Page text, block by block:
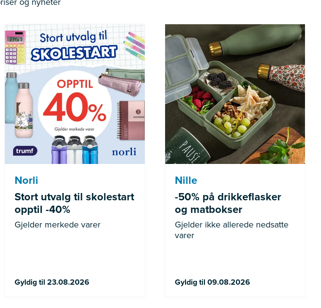
Norli
Stort utvalg til skolestart
opptil -40%
Gjelder merkede varer
Gyldig til 23.08.2026
Gjelder merkede varer
Nille
-50% på drikkeflasker
og matbokser
Gjelder ikke allerede nedsatte
varer
Gyldig til 09.08.2026
Gjelder ikke allerede nedsatte
varer